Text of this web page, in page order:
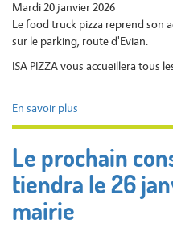
à
12h
en
Mardi 20 janvier 2026
Le food truck pizza reprend son
sur le parking, route d'Evian.
ISA PIZZA vous accueillera tous
En savoir plus
INSTALLATION
PIZZA
COMPTER
Le prochain
tiendra le 26
mairie